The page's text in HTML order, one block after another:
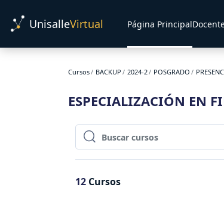
UnisalleVirtual Página Principal
Cursos BACKUP 2024-2 POSGRADO
ESPECIALIZACIÓN EN
Buscar cursos
Buscar cursos
12 Cursos